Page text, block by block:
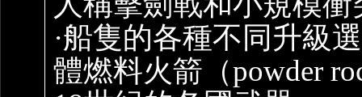
·船隻的各種不同升級
體燃料火箭（powder